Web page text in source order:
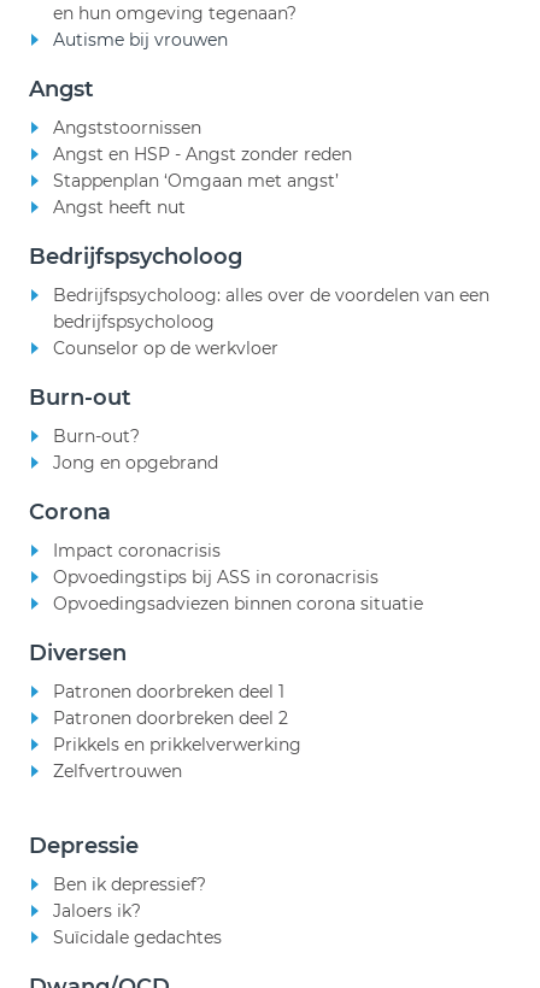
en hun omgeving tegenaan?
Autisme bij vrouwen
Angst
Angststoornissen
Angst en HSP - Angst zonder reden
Stappenplan ‘Omgaan met angst’
Angst heeft nut
Bedrijfspsycholoog
Bedrijfspsycholoog: alles over de voordelen van een
bedrijfspsycholoog
Counselor op de werkvloer
Burn-out
Burn-out?
Jong en opgebrand
Corona
Impact coronacrisis
Opvoedingstips bij ASS in coronacrisis
Opvoedingsadviezen binnen corona situatie
Diversen
Patronen doorbreken deel 1
Patronen doorbreken deel 2
Prikkels en prikkelverwerking
Zelfvertrouwen
Depressie
Ben ik depressief?
Jaloers ik?
Suïcidale gedachtes